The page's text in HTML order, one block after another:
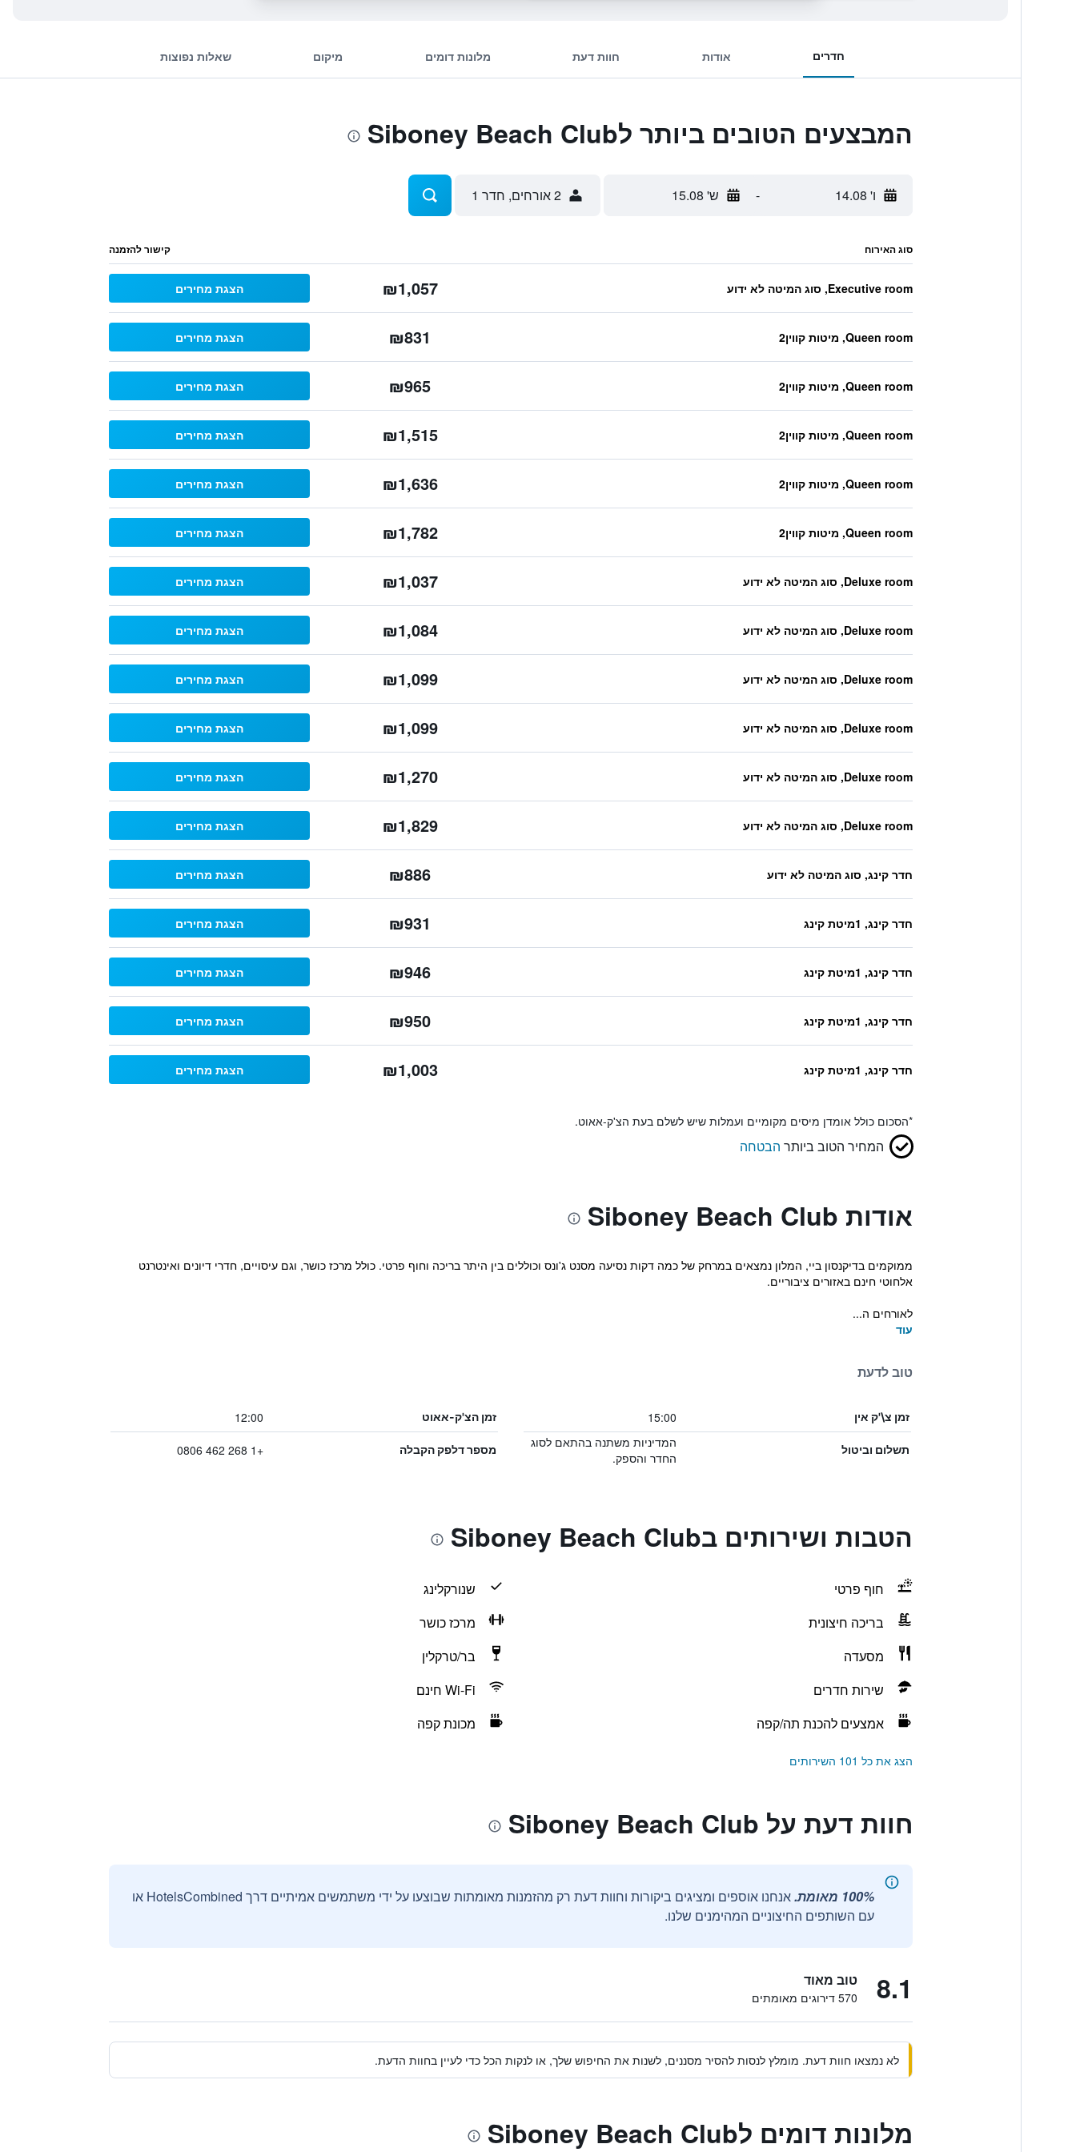
חדרים אודות חוות דעת מלונות דומים מיקום שאלות נפוצות
המבצעים הטובים ביותר לSiboney Beach Club
ו' 14.08 - ש' 15.08 2 אורחים, חדר 1
סוג האירוח קישור להזמנה
Executive room, סוג המיטה לא ידוע ₪1,057 הצגת מחירים
Queen room, מיטות קווין2 ₪831 הצגת מחירים
Queen room, מיטות קווין2 ₪965 הצגת מחירים
Queen room, מיטות קווין2 ₪1,515 הצגת מחירים
Queen room, מיטות קווין2 ₪1,636 הצגת מחירים
Queen room, מיטות קווין2 ₪1,782 הצגת מחירים
Deluxe room, סוג המיטה לא ידוע ₪1,037 הצגת מחירים
Deluxe room, סוג המיטה לא ידוע ₪1,084 הצגת מחירים
Deluxe room, סוג המיטה לא ידוע ₪1,099 הצגת מחירים
Deluxe room, סוג המיטה לא ידוע ₪1,099 הצגת מחירים
Deluxe room, סוג המיטה לא ידוע ₪1,270 הצגת מחירים
Deluxe room, סוג המיטה לא ידוע ₪1,829 הצגת מחירים
חדר קינג, סוג המיטה לא ידוע ₪886 הצגת מחירים
חדר קינג, 1מיטת קינג ₪931 הצגת מחירים
חדר קינג, 1מיטת קינג ₪946 הצגת מחירים
חדר קינג, 1מיטת קינג ₪950 הצגת מחירים
חדר קינג, 1מיטת קינג ₪1,003 הצגת מחירים
*הסכום כולל אומדן מיסים מקומיים ועמלות שיש לשלם בעת הצ'ק-אאוט.
המחיר הטוב ביותר הבטחה
אודות Siboney Beach Club
ממוקמים בדיקנסון ביי, המלון נמצאים במרחק של כמה דקות נסיעה מסנט ג'ונס וכוללים בין היתר בריכה וחוף פרטי. כולל מרכז כושר, וגם עיסויים, חדרי דיונים ואינטרנט
אלחוטי חינם באזורים ציבוריים.
לאורחים ה...
עוד
טוב לדעת
זמן צ\'ק אין 15:00 זמן הצ'ק-אאוט 12:00
תשלום וביטול
המדיניות משתנה בהתאם לסוג
החדר והספק.
מספר דלפק הקבלה +1 268 462 0806
הטבות ושירותים בSiboney Beach Club
חוף פרטי
שנורקלינג
בריכה חיצונית
מרכז כושר
מסעדה
בר/טרקלין
שירות חדרים
Wi-Fi חינם
אמצעים להכנת תה/קפה
מכונת קפה
הצג את כל 101 השירותים
חוות דעת על Siboney Beach Club
100% מאומת.
אנחנו אוספים ומציגים ביקורות וחוות דעת רק מהזמנות מאומתות שבוצעו על ידי משתמשים אמיתיים דרך HotelsCombined או
עם השותפים החיצוניים המהימנים שלנו.
8.1 טוב מאוד
570 דירוגים מאומתים
לא נמצאו חוות דעת. מומלץ לנסות להסיר מסננים, לשנות את החיפוש שלך, או לנקות הכל כדי לעיין בחוות הדעת.
מלונות דומים לSiboney Beach Club